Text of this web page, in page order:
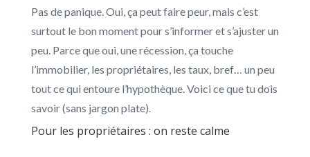
Pas de panique. Oui, ça peut faire peur, mais c’est
surtout le bon moment pour s’informer et s’ajuster un
peu. Parce que oui, une récession, ça touche
l’immobilier, les propriétaires, les taux, bref… un peu
tout ce qui entoure l’hypothèque. Voici ce que tu dois
savoir (sans jargon plate).
Pour les propriétaires : on reste calme